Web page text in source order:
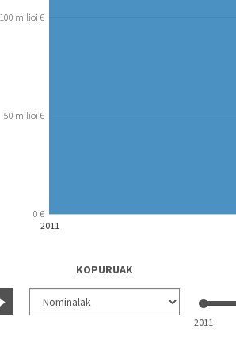
2011
0 €
50 milioi €
100 milioi €
KOPURUAK
2011